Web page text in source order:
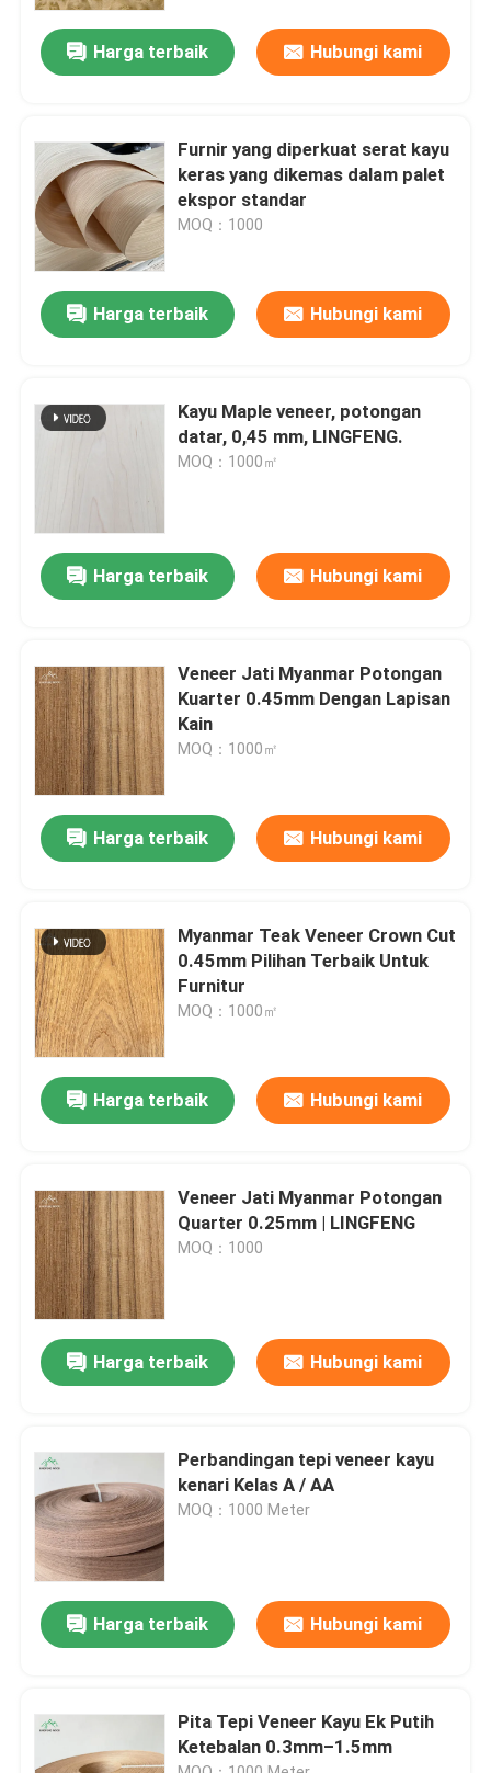
Produk
Video
Tentang Kami
Kontrol Kualitas
Hubungi Kami
Berita
Minta Kutipan
Harga terbaik Hubungi kami
Furnir yang diperkuat serat kayu
keras yang dikemas dalam palet
ekspor standar
MOQ：1000
Harga terbaik Hubungi kami
Kayu Maple veneer, potongan
datar, 0,45 mm, LINGFENG.
MOQ：1000㎡
Harga terbaik Hubungi kami
Veneer Jati Myanmar Potongan
Kuarter 0.45mm Dengan Lapisan
Kain
MOQ：1000㎡
Harga terbaik Hubungi kami
Myanmar Teak Veneer Crown Cut
0.45mm Pilihan Terbaik Untuk
Furnitur
MOQ：1000㎡
Harga terbaik Hubungi kami
Veneer Jati Myanmar Potongan
Quarter 0.25mm | LINGFENG
MOQ：1000
Harga terbaik Hubungi kami
Perbandingan tepi veneer kayu
kenari Kelas A / AA
MOQ：1000 Meter
Harga terbaik Hubungi kami
Pita Tepi Veneer Kayu Ek Putih
Ketebalan 0.3mm–1.5mm